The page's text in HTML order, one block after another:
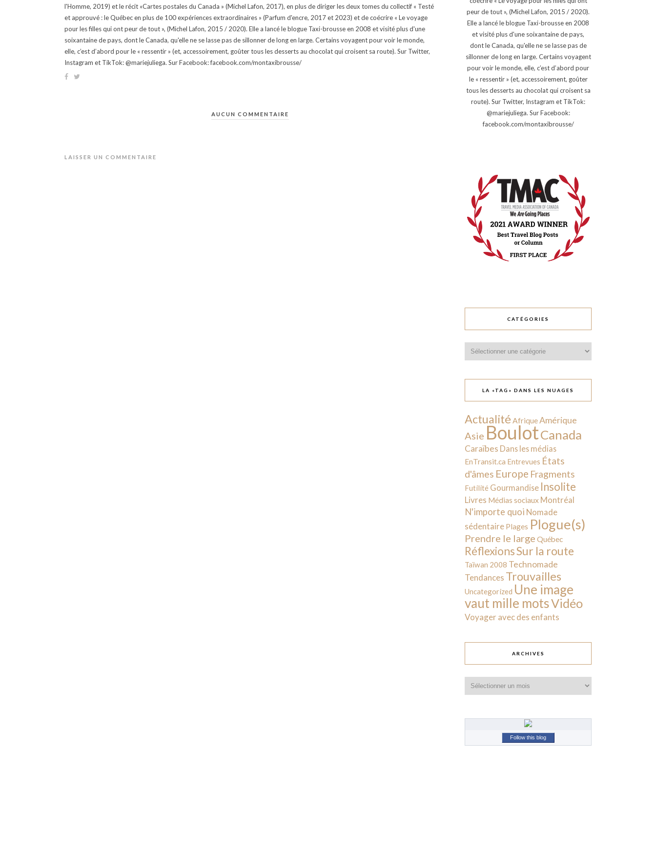
l'Homme, 2019) et le récit «Cartes postales du Canada » (Michel Lafon, 2017), en plus de diriger les deux tomes du collectif « Testé
et approuvé : le Québec en plus de 100 expériences extraordinaires » (Parfum d'encre, 2017 et 2023) et de coécrire « Le voyage
pour les filles qui ont peur de tout », (Michel Lafon, 2015 / 2020). Elle a lancé le blogue Taxi-brousse en 2008 et visité plus d'une
soixantaine de pays, dont le Canada, qu'elle ne se lasse pas de sillonner de long en large. Certains voyagent pour voir le monde,
elle, c’est d’abord pour le « ressentir » (et, accessoirement, goûter tous les desserts au chocolat qui croisent sa route). Sur Twitter,
Instagram et TikTok: @mariejuliega. Sur Facebook: facebook.com/montaxibrousse/
AUCUN COMMENTAIRE
LAISSER UN COMMENTAIRE
peur de tout », (Michel Lafon, 2015 / 2020).
Elle a lancé le blogue Taxi-brousse en 2008
et visité plus d'une soixantaine de pays,
dont le Canada, qu'elle ne se lasse pas de
sillonner de long en large. Certains voyagent
pour voir le monde, elle, c’est d’abord pour
le « ressentir » (et, accessoirement, goûter
tous les desserts au chocolat qui croisent sa
route). Sur Twitter, Instagram et TikTok:
@mariejuliega. Sur Facebook:
facebook.com/montaxibrousse/
CATÉGORIES
LA «TAG» DANS LES NUAGES
Actualité AfriqueAmérique
Asie BoulotCanada
Caraïbes Dans les médias
EnTransit.ca Entrevues États
d'âmes Europe Fragments
Futilité Gourmandise Insolite
Livres Médias sociaux Montréal
N'importe quoi Nomade
sédentaire Plages Plogue(s)
Prendre le large Québec
RéflexionsSur la route
Taïwan 2008 Technomade
Tendances Trouvailles
Uncategorized Une image
vaut mille motsVidéo
Voyager avec des enfants
ARCHIVES
Follow this blog